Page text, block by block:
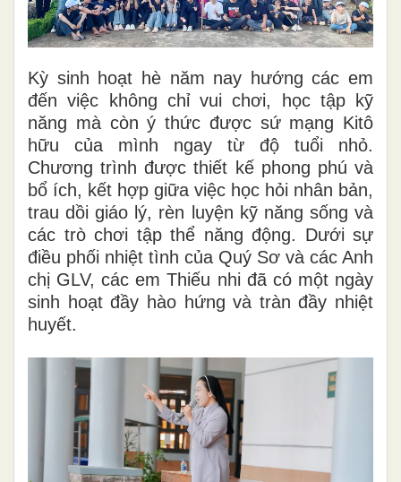
Kỳ sinh hoạt hè năm nay hướng các em
đến việc không chỉ vui chơi, học tập kỹ
năng mà còn ý thức được sứ mạng Kitô
hữu của mình ngay từ độ tuổi nhỏ.
Chương trình được thiết kế phong phú và
bổ ích, kết hợp giữa việc học hỏi nhân bản,
trau dồi giáo lý, rèn luyện kỹ năng sống và
các trò chơi tập thể năng động. Dưới sự
điều phối nhiệt tình của Quý Sơ và các Anh
chị GLV, các em Thiếu nhi đã có một ngày
sinh hoạt đầy hào hứng và tràn đầy nhiệt
huyết.